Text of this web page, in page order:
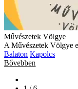
Kiemelt szállás